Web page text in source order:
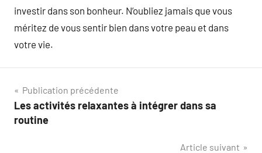
investir dans son bonheur. N’oubliez jamais que vous
méritez de vous sentir bien dans votre peau et dans
votre vie.
Navigation
de
Publication précédente
Les activités relaxantes à intégrer dans sa
routine
Article suivant